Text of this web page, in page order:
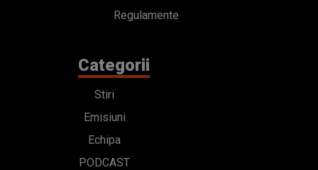
Regulamente
Categorii
Stiri
Emisiuni
Echipa
PODCAST